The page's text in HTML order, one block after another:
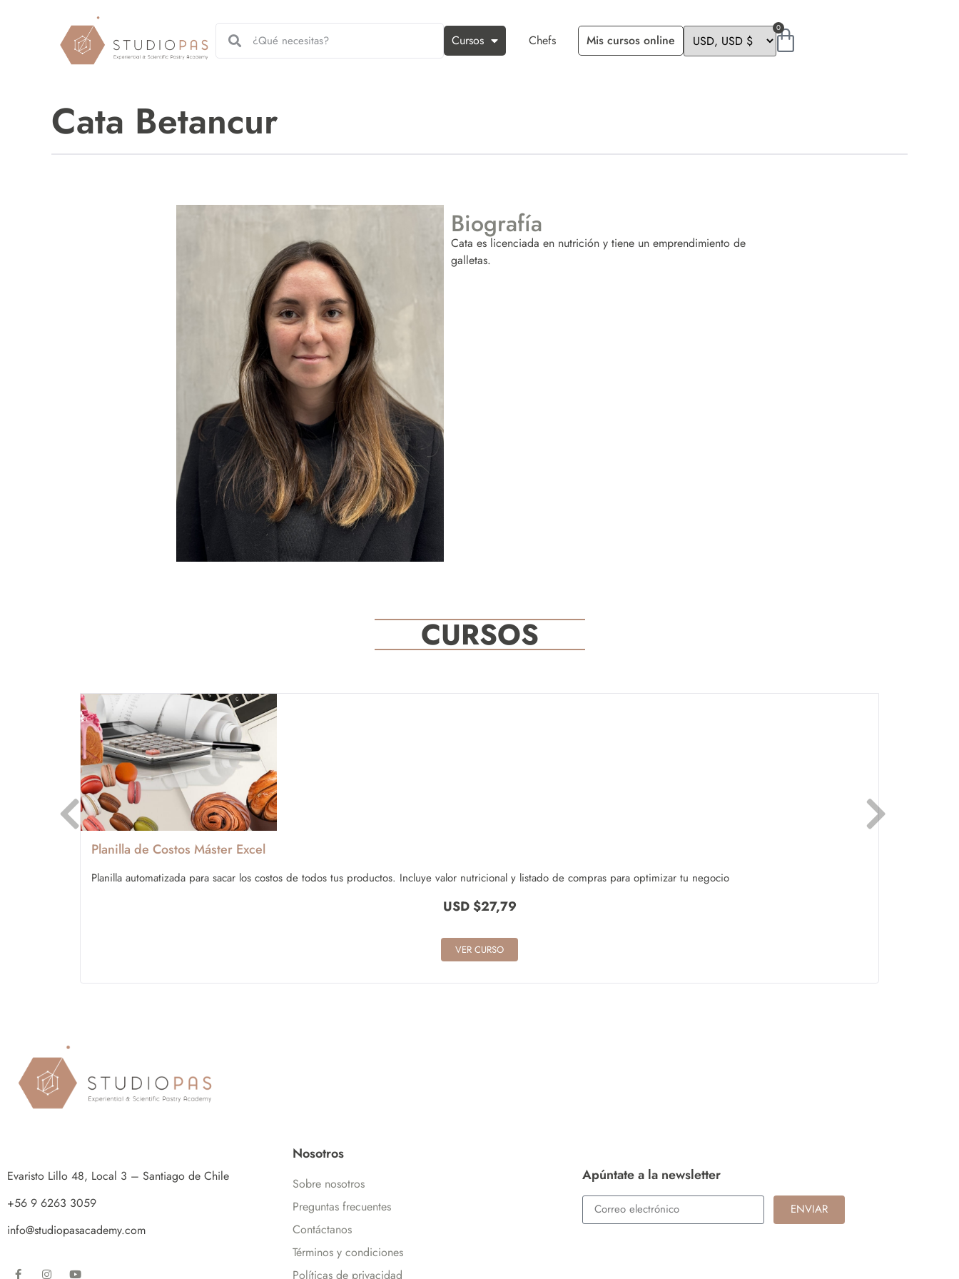
Cursos Chefs Mis cursos online
0
Cata Betancur
Biografía
Cata es licenciada en nutrición y tiene un emprendimiento de
galletas.
CURSOS
Planilla de Costos Máster Excel
Planilla automatizada para sacar los costos de todos tus productos. Incluye valor nutricional y listado de compras para optimizar tu negocio
USD $27,79
VER CURSO
Evaristo Lillo 48, Local 3 – Santiago de Chile
+56 9 6263 3059
info@studiopasacademy.com
Nosotros
Sobre nosotros
Preguntas frecuentes
Contáctanos
Términos y condiciones
Políticas de privacidad
Apúntate a la newsletter
ENVIAR